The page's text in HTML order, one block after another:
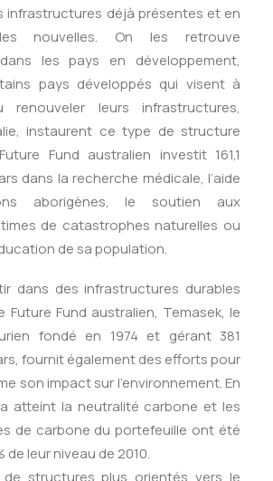
infrastructures déjà présentes et en
nouvelles. On les retrouve
les pays en développement,
pays développés qui visent à
renouveler leurs infrastructures,
instaurent ce type de structure
Fund australien investit 161,1
dans la recherche médicale, l’aide
aborigènes, le soutien aux
de catastrophes naturelles ou
de sa population.
dans des infrastructures durables
Future Fund australien, Temasek, le
fondé en 1974 et gérant 381
fournit également des efforts pour
son impact sur l’environnement. En
atteint la neutralité carbone et les
de carbone du portefeuille ont été
de leur niveau de 2010.
de structures plus orientés vers le